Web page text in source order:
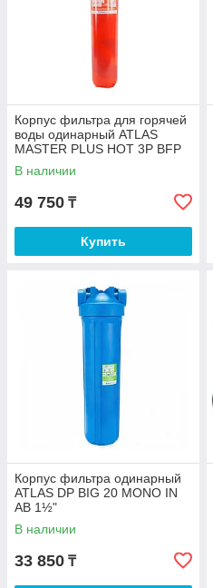
Корпус фильтра для горячей
воды одинарный ATLAS
MASTER PLUS HOT 3P BFP
SX AB 1"
В наличии
49 750 ₸
Купить
Корпус фильтра одинарный
ATLAS DP BIG 20 MONO IN
AB 1½"
В наличии
33 850 ₸